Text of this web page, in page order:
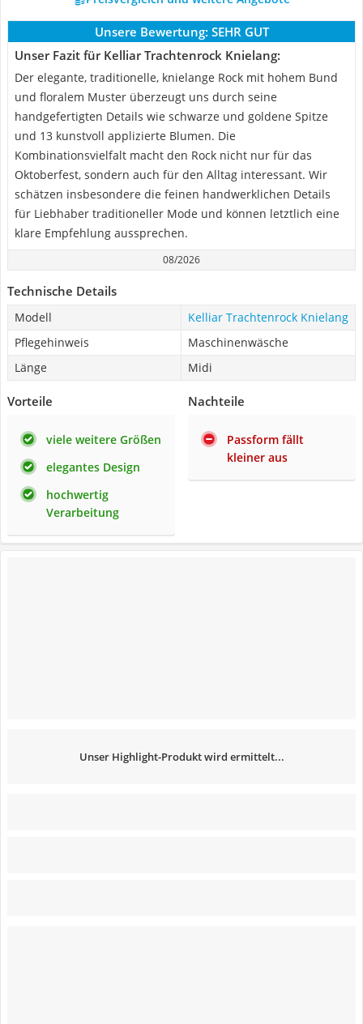
Unsere Bewertung: SEHR GUT
Unser Fazit für Kelliar Trachtenrock Knielang:
Der elegante, traditionelle, knielange Rock mit hohem Bund
und floralem Muster überzeugt uns durch seine
handgefertigten Details wie schwarze und goldene Spitze
und 13 kunstvoll applizierte Blumen. Die
Kombinationsvielfalt macht den Rock nicht nur für das
Oktoberfest, sondern auch für den Alltag interessant. Wir
schätzen insbesondere die feinen handwerklichen Details
für Liebhaber traditioneller Mode und können letztlich eine
klare Empfehlung aussprechen.
08/2026
Technische Details
Modell
Kelliar Trachtenrock Knielang
Pflegehinweis
Maschinenwäsche
Länge
Midi
Vorteile
viele weitere Größen
elegantes Design
hochwertig
Verarbeitung
Nachteile
Passform fällt
kleiner aus
Unser Highlight-Produkt wird ermittelt...